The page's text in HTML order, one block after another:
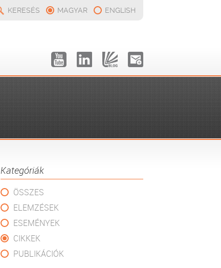
KERESÉS MAGYAR ENGLISH
Kategóriák
ÖSSZES
ELEMZÉSEK
ESEMÉNYEK
CIKKEK
PUBLIKÁCIÓK